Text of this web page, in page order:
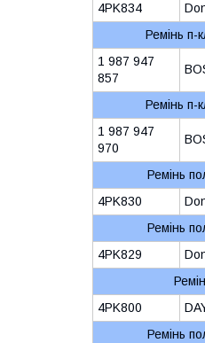
4PK834
Ремінь п-
1 987 947
857
Ремінь п-
1 987 947
970
Ремінь
4PK830
Ремінь
4PK829
4PK800
Ремінь